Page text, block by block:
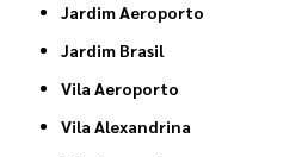
Jardim Aeroporto
Jardim Brasil
Vila Aeroporto
Vila Alexandrina